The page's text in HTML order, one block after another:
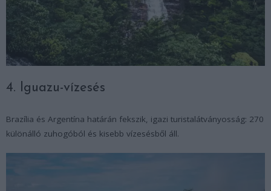
4. Iguazu-vízesés
Brazília és Argentína határán fekszik, igazi turistalátványosság: 270
különálló zuhogóból és kisebb vízesésből áll.